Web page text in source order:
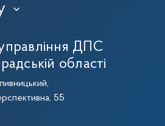
›
ДПС
області
55